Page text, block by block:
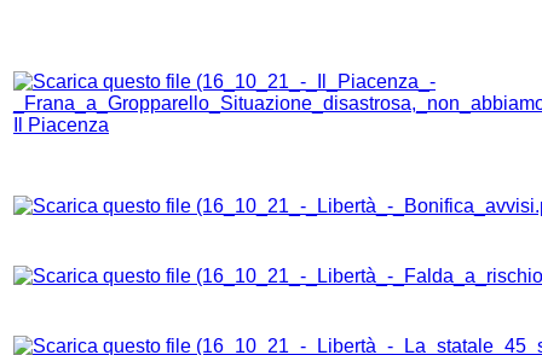
Il Piacenza